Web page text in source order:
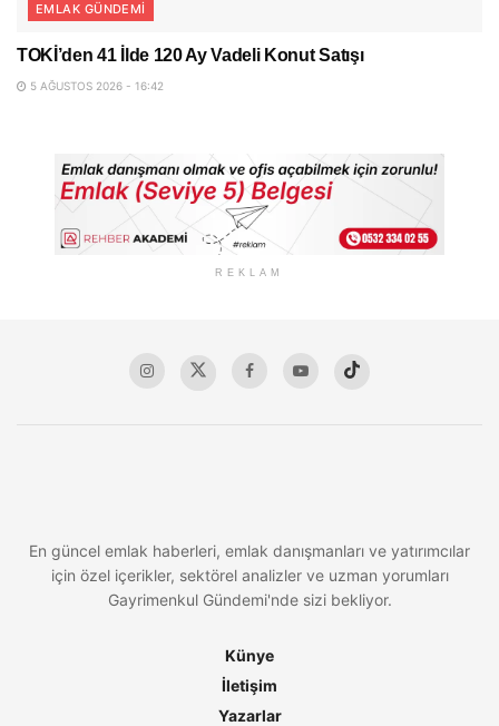
EMLAK GÜNDEMI
TOKİ’den 41 İlde 120 Ay Vadeli Konut Satışı
5 AĞUSTOS 2026 - 16:42
REKLAM
En güncel emlak haberleri, emlak danışmanları ve yatırımcılar
için özel içerikler, sektörel analizler ve uzman yorumları
Gayrimenkul Gündemi'nde sizi bekliyor.
Künye
İletişim
Yazarlar